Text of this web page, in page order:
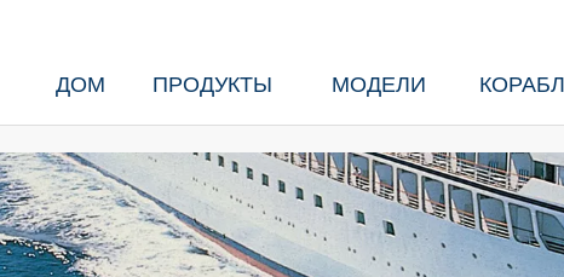
ДОМ ПРОДУКТЫ МОДЕЛИ